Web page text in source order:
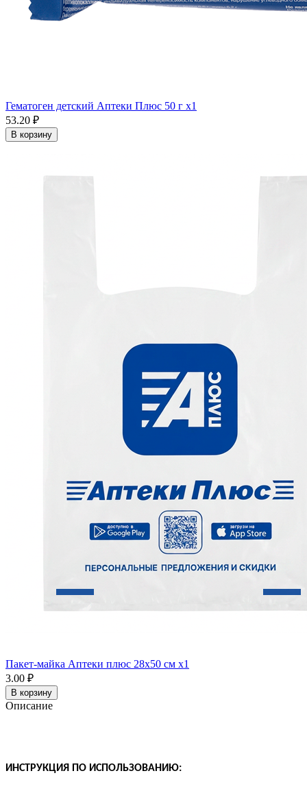
Гематоген детский Аптеки Плюс 50 г x1
53.20 ₽
В корзину
Пакет-майка Аптеки плюс 28х50 см x1
3.00 ₽
В корзину
Описание
ИНСТРУКЦИЯ ПО ИСПОЛЬЗОВАНИЮ: